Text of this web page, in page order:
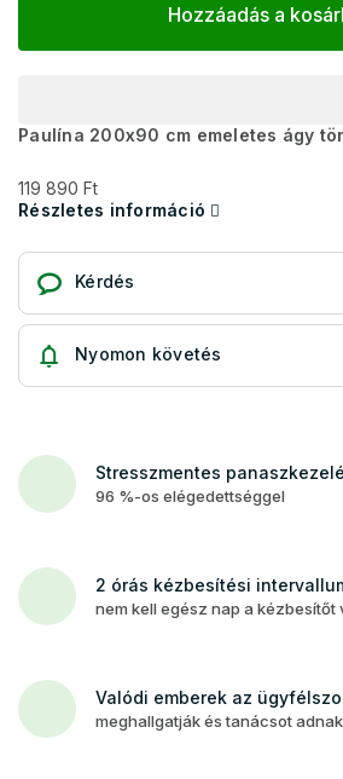
Hozzáadás a
Paulína 200x90 cm emeletes ágy
119 890 Ft
Részletes információ
Kérdés
Nyomon követés
Stresszmentes
96 %-os elégedettséggel
2 órás kézbesítési
nem kell egész nap a kézbesítőt
Valódi emberek az
meghallgatják és tanácsot adnak